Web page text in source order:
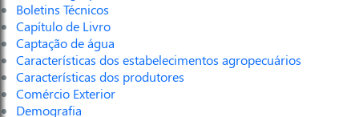
Boletins Técnicos
Capítulo de Livro
Captação de água
Características dos estabelecimentos agropecuários
Características dos produtores
Comércio Exterior
Demografia